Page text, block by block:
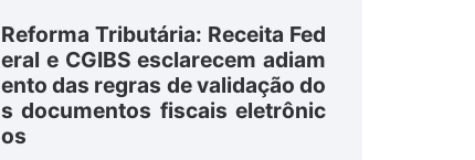
Reforma Tributária: Receita Fed
eral e CGIBS esclarecem adiam
ento das regras de validação do
s documentos fiscais eletrônic
os